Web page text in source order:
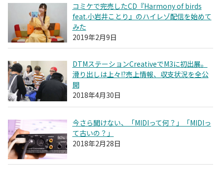
コミケで完売したCD『Harmony of birds
feat.小岩井ことり』のハイレゾ配信を始めて
みた
2019年2月9日
DTMステーションCreativeでM3に初出展。
滑り出しは上々!?売上情報、収支状況を全公
開
2018年4月30日
今さら聞けない、「MIDIって何？」「MIDIっ
て古いの？」
2018年2月28日